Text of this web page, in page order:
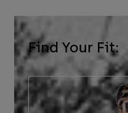
Find Your Fit: